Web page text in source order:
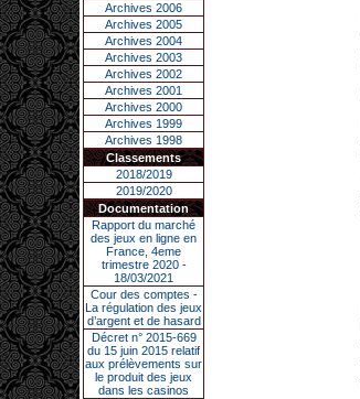
Archives 2006
Archives 2005
Archives 2004
Archives 2003
Archives 2002
Archives 2001
Archives 2000
Archives 1999
Archives 1998
Classements
2018/2019
2019/2020
Documentation
Rapport du marché
des jeux en ligne en
France, 4eme
trimestre 2020 -
18/03/2021
Cour des comptes -
La régulation des jeux
d’argent et de hasard
Décret n° 2015-669
du 15 juin 2015 relatif
aux prélèvements sur
le produit des jeux
dans les casinos